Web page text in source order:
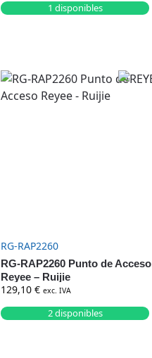
1 disponibles
RG-RAP2260
RG-RAP2260 Punto de Acceso
Reyee – Ruijie
129,10€ exc. IVA
2 disponibles